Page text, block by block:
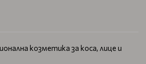
козметика за коса, лице и